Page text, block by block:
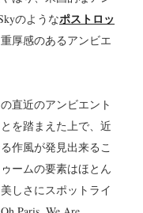
のようなポストロッ
厚感のあるアンビエ
直近のアンビエント
を踏まえた上で、近
作風が発見出来るこ
ームの要素はほとん
しさにスポットライ